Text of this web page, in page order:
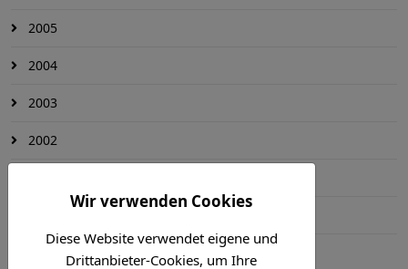
2005
2004
2003
2002
Wir verwenden Cookies
Diese Website verwendet eigene und
Drittanbieter-Cookies, um Ihre